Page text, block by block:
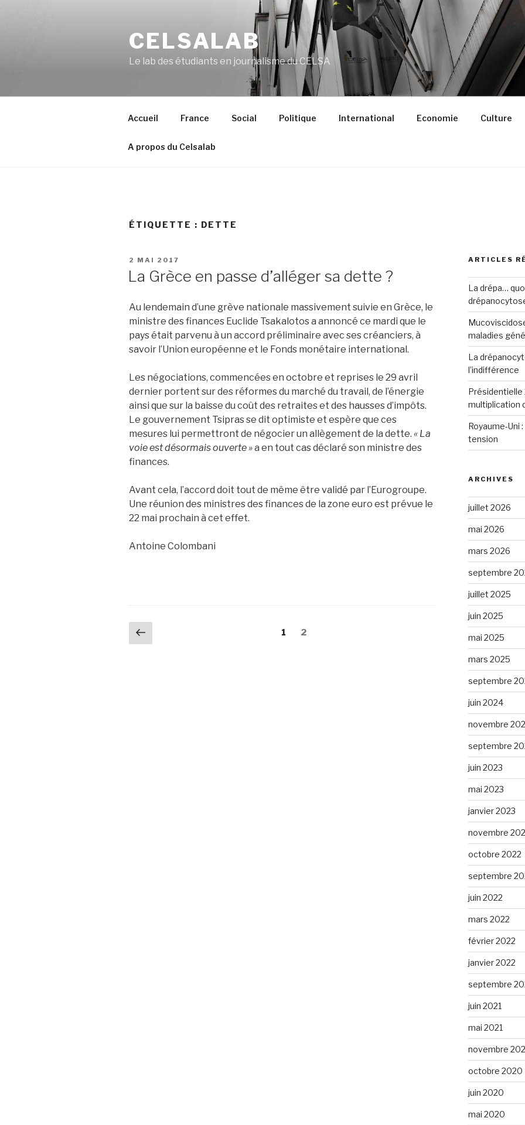
CELSALAB
Le lab des étudiants en journalisme du CELSA
Accueil France Social Politique International Economie Culture
A propos du Celsalab
ÉTIQUETTE : DETTE
PUBLIÉ
LE
2 MAI 2017
La Grèce en passe d’alléger sa dette ?
Au lendemain d’une grève nationale massivement suivie en Grèce, le
ministre des finances Euclide Tsakalotos a annoncé ce mardi que le
pays était parvenu à un accord préliminaire avec ses créanciers, à
savoir l’Union européenne et le Fonds monétaire international.
Les négociations, commencées en octobre et reprises le 29 avril
dernier portent sur des réformes du marché du travail, de l’énergie
ainsi que sur la baisse du coût des retraites et des hausses d’impôts.
Le gouvernement Tsipras se dit optimiste et espère que ces
mesures lui permettront de négocier un allègement de la dette. « La
voie est désormais ouverte »a en tout cas déclaré son ministre des
finances.
Avant cela, l’accord doit tout de même être validé par l’Eurogroupe.
Une réunion des ministres des finances de la zone euro est prévue le
22 mai prochain à cet effet.
Antoine Colombani
Navigation
précédente
Page
1 Page
2
ARTICLES
La drépa…
maladies
La
l’indifférence
Présidentielle
multiplication
Royaume-Uni
tension
ARCHIVES
juillet 2026
mai 2026
mars 2026
septembre
juillet 2025
juin 2025
mai 2025
mars 2025
septembre
juin 2024
novembre
septembre
juin 2023
mai 2023
janvier 2023
novembre
octobre 2022
septembre
juin 2022
mars 2022
février 2022
janvier 2022
septembre
juin 2021
mai 2021
novembre
octobre 2020
juin 2020
mai 2020